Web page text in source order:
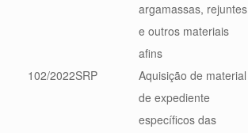
argamassas, rejuntes
e outros materiais
afins
102/2022SRP
Aquisição de material
de expediente
específicos das